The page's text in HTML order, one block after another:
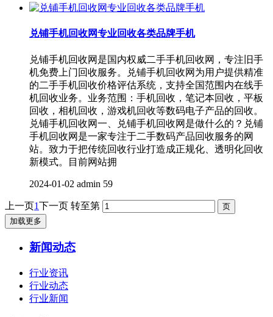
兑铺手机回收网专业回收各类品牌手机
兑铺手机回收网是国内权威二手手机回收网，专注旧手
机免费上门回收服务。兑铺手机回收网为用户提供精准
的二手手机回收价格评估系统，支持全国范围内在线手
机回收业务。业务范围：手机回收，笔记本回收，平板
回收，相机回收，游戏机回收等数码电子产品的回收。
兑铺手机回收网一、兑铺手机回收网是做什么的？兑铺
手机回收网是一家专注于二手数码产品回收服务的网
站。致力于把传统回收行业打造成正规化、透明化回收
新模式。目前网站拥
2024-01-02 admin 59
上一页1下一页 转至第
加载更多
新闻动态
行业资讯
行业动态
行业新闻